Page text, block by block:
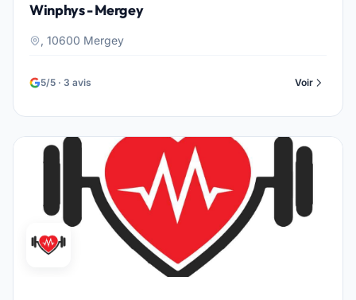
Winphys - Mergey
, 10600 Mergey
5/5 · 3 avis Voir